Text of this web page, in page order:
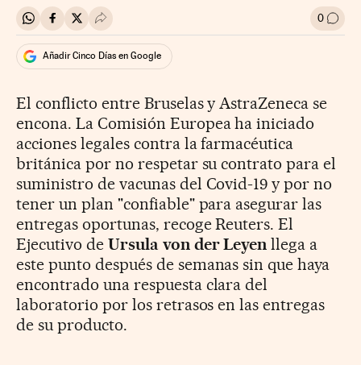
Compartir en Whatsapp
Compartir en Facebook
Compartir en Twitter
Desplegar Redes Sociales 0 Ir a
Añadir Cinco Días en Google
El conflicto entre Bruselas y AstraZeneca se
encona. La Comisión Europea ha iniciado
acciones legales contra la farmacéutica
británica por no respetar su contrato para el
suministro de vacunas del Covid-19 y por no
tener un plan "confiable" para asegurar las
entregas oportunas, recoge Reuters. El
Ejecutivo de Ursula von der Leyen llega a
este punto después de semanas sin que haya
encontrado una respuesta clara del
laboratorio por los retrasos en las entregas
de su producto.